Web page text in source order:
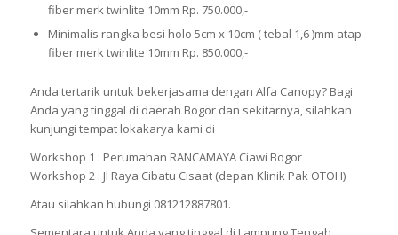
fiber merk twinlite 10mm Rp. 750.000,-
Minimalis rangka besi holo 5cm x 10cm ( tebal 1,6 )mm atap
fiber merk twinlite 10mm Rp. 850.000,-
Anda tertarik untuk bekerjasama dengan Alfa Canopy? Bagi
Anda yang tinggal di daerah Bogor dan sekitarnya, silahkan
kunjungi tempat lokakarya kami di
Workshop 1 : Perumahan RANCAMAYA Ciawi Bogor
Workshop 2 : Jl Raya Cibatu Cisaat (depan Klinik Pak OTOH)
Atau silahkan hubungi 081212887801.